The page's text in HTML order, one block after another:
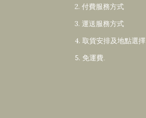
2. 付費服務方式
3. 運送服務方式
4. 取貨安排及地點選擇
5. 免運費.